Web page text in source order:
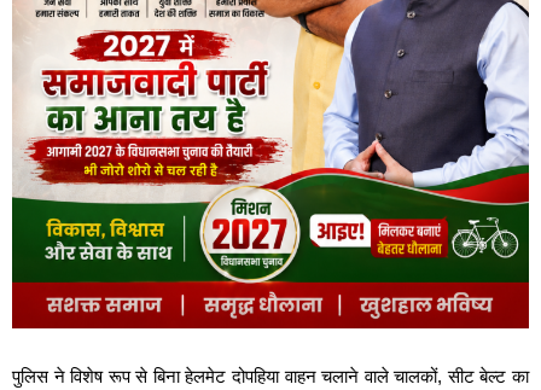
पुलिस ने विशेष रूप से बिना हेलमेट दोपहिया वाहन चलाने वाले चालकों, सीट बेल्ट का